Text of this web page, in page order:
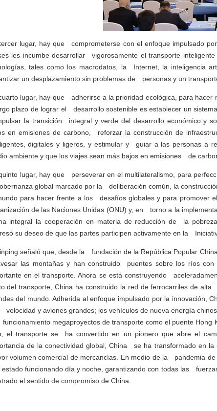
lugar, hay que comprometerse con el enfoque impulsado
les incumbe desarrollar vigorosamente el transporte
tales como los macrodatos, la Internet, la inteligencia
un desplazamiento sin problemas de personas y un
lugar, hay que adherirse a la prioridad ecológica, para
plazo de lograr el desarrollo sostenible es establecer un
la transición integral y verde del desarrollo económico y
en emisiones de carbono, reforzar la construcción de
digitales y ligeros, y estimular y guiar a las personas a
ambiente y que los viajes sean más bajos en emisiones de
lugar, hay que perseverar en el multilateralismo, para
global marcado por la deliberación común, la
para hacer frente a los desafíos globales y para promover
de las Naciones Unidas (ONU) y, en torno a la
integral la cooperación en materia de reducción de la
su deseo de que las partes participen activamente en la
señaló que, desde la fundación de la República Popular
las montañas y han construido puentes sobre los ríos
en el transporte. Ahora se está construyendo
del transporte, China ha construido la red de ferrocarriles de
del mundo. Adherida al enfoque impulsado por la innovación,
velocidad y aviones grandes; los vehículos de nueva energía
megaproyectos de transporte como el puente
el transporte se ha convertido en un pionero que abre el
de la conectividad global, China se ha transformado en
volumen comercial de mercancías. En medio de la pandemia
estado funcionando día y noche, garantizando con todas las
el sentido de compromiso de China.